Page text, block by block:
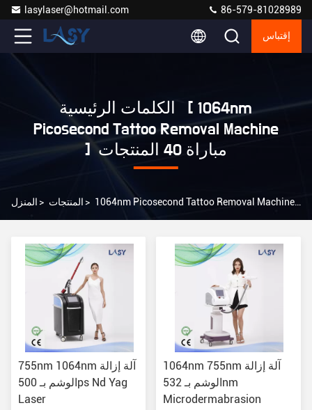
lasylaser@hotmail.com 86-579-81028989
إقتباس
الكلمات الرئيسية [ 1064nm
Picosecond Tattoo Removal Machine
] مباراة 40 المنتجات
المنزل > المنتجات > 1064nm Picosecond Tattoo Removal Machine المصنع عبر الإنترنت
755nm 1064nm آلة إزالة
الوشم بـ 500ps Nd Yag
Laser
1064nm 755nm آلة إزالة
الوشم بـ 532nm
Microdermabrasion